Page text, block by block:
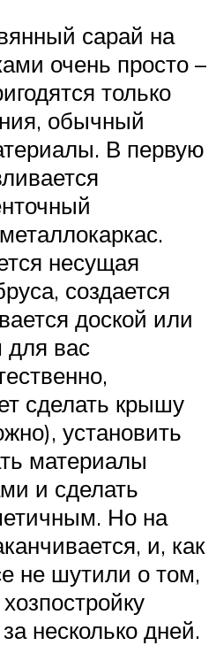
сарай на
очень просто –
только
обычный
В первую
несущая
создается
доской или
для вас
сделать крышу
установить
материалы
и сделать
Но на
и, как
не шутили о том,
несколько дней.